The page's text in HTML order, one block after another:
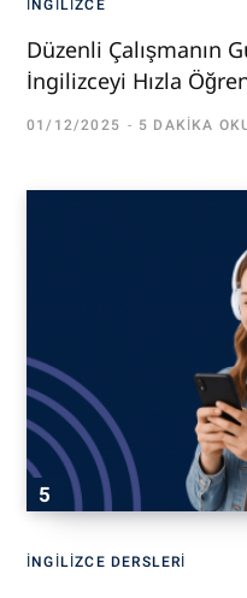
İNGILIZCE
Düzenli Çalışmanın
İngilizceyi Hızla
01/12/2025 5 DAKIKA
İNGILIZCE DERSLERI